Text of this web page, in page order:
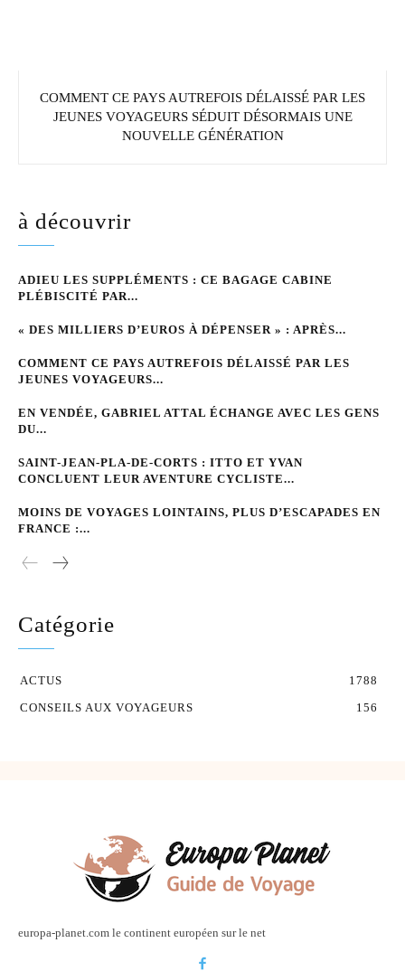
COMMENT CE PAYS AUTREFOIS DÉLAISSÉ PAR LES
JEUNES VOYAGEURS SÉDUIT DÉSORMAIS UNE
NOUVELLE GÉNÉRATION
à découvrir
ADIEU LES SUPPLÉMENTS : CE BAGAGE CABINE
PLÉBISCITÉ PAR...
« DES MILLIERS D’EUROS À DÉPENSER » : APRÈS...
COMMENT CE PAYS AUTREFOIS DÉLAISSÉ PAR LES
JEUNES VOYAGEURS...
EN VENDÉE, GABRIEL ATTAL ÉCHANGE AVEC LES GENS
DU...
SAINT-JEAN-PLA-DE-CORTS : ITTO ET YVAN
CONCLUENT LEUR AVENTURE CYCLISTE...
MOINS DE VOYAGES LOINTAINS, PLUS D’ESCAPADES EN
FRANCE :...
Catégorie
ACTUS
1788
CONSEILS AUX VOYAGEURS
156
europa-planet.com le continent européen sur le net